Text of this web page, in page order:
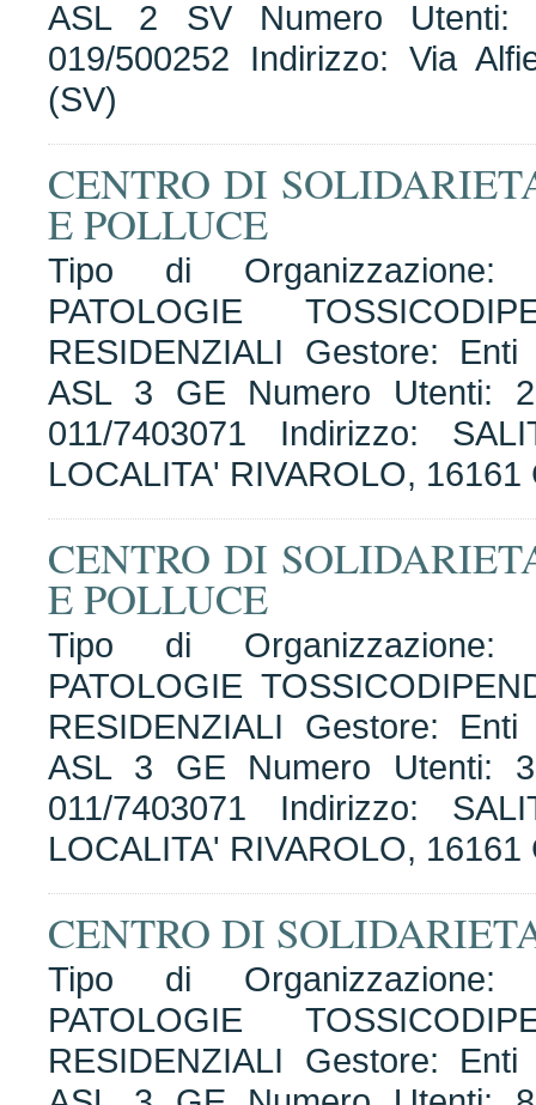
ASL 2 SV Numero Utenti:
019/500252 Indirizzo: Via
(SV)
CENTRO DI
E POLLUCE
Tipo di Organizzazione:
PATOLOGIE
RESIDENZIALI Gestore:
ASL 3 GE Numero Utenti:
011/7403071 Indirizzo:
LOCALITA' RIVAROLO, 16161
CENTRO DI
E POLLUCE
Tipo di Organizzazione:
PATOLOGIE
RESIDENZIALI Gestore:
ASL 3 GE Numero Utenti:
011/7403071 Indirizzo:
LOCALITA' RIVAROLO, 16161
CENTRO DI
Tipo di Organizzazione:
PATOLOGIE
RESIDENZIALI Gestore: